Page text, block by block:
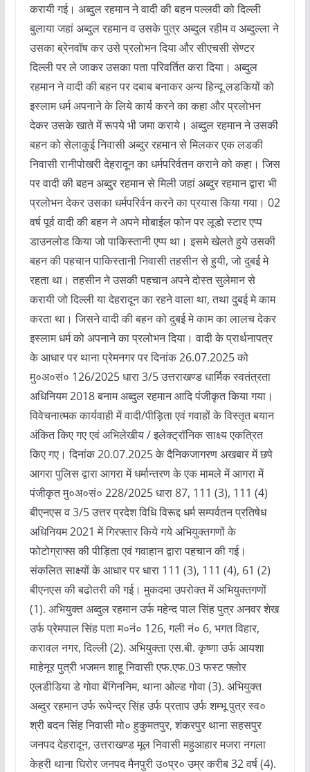
करायी गई। अब्दुल रहमान ने वादी की बहन पल्लवी को दिल्ली
बुलाया जहां अब्दुल रहमान व उसके पुत्र अब्दुल रहीम व अब्दुल्ला ने
उसका ब्रेनवॉष कर उसे प्रलोभन दिया और सीएचसी सेण्टर
दिल्ली पर ले जाकर उसका पता परिवर्तित करा दिया। अब्दुल
रहमान ने वादी की बहन पर दबाब बनाकर अन्य हिन्दू लडकियों को
इस्लाम धर्म अपनाने के लिये कार्य करने का कहा और प्रलोभन
देकर उसके खाते में रूपये भी जमा कराये। अब्दुल रहमान ने उसकी
बहन को सेलाकुई निवासी अब्दुर रहमान से मिलकर एक लडकी
निवासी रानीपोखरी देहरादून का धर्मपरिर्वतन कराने को कहा। जिस
पर वादी की बहन अब्दुर रहमान से मिली जहां अब्दुर रहमान द्वारा भी
प्रलोभन देकर उसका धर्मपरिर्वन करने का प्रयास किया गया। 02
वर्ष पूर्व वादी की बहन ने अपने मोबाईल फोन पर लूडो स्टार एप्प
डाउनलोड किया जो पाकिस्तानी एप्प था। इसमे खेलते हुये उसकी
बहन की पहचान पाकिस्तानी निवासी तहसीन से हुयी, जो दुबई मे
रहता था। तहसीन ने उसकी पहचान अपने दोस्त सुलेमान से
करायी जो दिल्ली या देहरादून का रहने वाला था, तथा दुबई मे काम
करता था। जिसने वादी की बहन को दुबई मे काम का लालच देकर
इस्लाम धर्म को अपनाने का प्रलोभन दिया। वादी के प्रार्थनापत्र
के आधार पर थाना प्रेमनगर पर दिनांक 26.07.2025 को
मु०अ०सं० 126/2025 धारा 3/5 उत्तराखण्ड धार्मिक स्वतंत्रता
अधिनियम 2018 बनाम अब्दुल रहमान आदि पंजीकृत किया गया।
विवेचनात्मक कार्यवाही में वादी/पीड़िता एवं गवाहों के विस्तृत बयान
अंकित किए गए एवं अभिलेखीय / इलेक्ट्रॉनिक साक्ष्य एकत्रित
किए गए। दिनांक 20.07.2025 के दैनिकजागरण अखबार में छपे
आगरा पुलिस द्वारा आगरा में धर्मान्तरण के एक मामले में आगरा में
पंजीकृत मु०अ०सं० 228/2025 धारा 87, 111 (3), 111 (4)
बीएनएस व 3/5 उत्तर प्रदेश विधि विरूद्द धर्म सम्पर्वतन प्रतिषेध
अधिनियम 2021 में गिरफ्तार किये गये अभियुक्तगणों के
फोटोग्राफ्स की पीड़िता एवं गवाहान द्वारा पहचान की गई।
संकलित साक्ष्यों के आधार पर धारा 111 (3), 111 (4), 61 (2)
बीएनएस की बढोतरी की गई। मुकदमा उपरोक्त में अभियुक्तगणों
(1). अभियुक्त अब्दुल रहमान उर्फ महेन्द पाल सिंह पुत्र अनवर शेख
उर्फ प्रेमपाल सिंह पता म०नं० 126, गली नं० 6, भगत विहार,
करावल नगर, दिल्ली (2). अभियुक्ता एस.बी. कृष्णा उर्फ आयशा
माहेनूर पुत्री भजमन शाहू निवासी एफ.एफ.03 फस्ट फ्लोर
एलडीडिया डे गोवा बेंगिननिम, थाना ओल्ड गोवा (3). अभियुक्त
अब्दुर रहमान उर्फ रूपेन्द्र सिंह उर्फ प्रताप उर्फ शम्भू पुत्र स्व०
श्री बदन सिंह निवासी मो० हुकुमतपुर, शंकरपुर थाना सहसपुर
जनपद देहरादून, उत्तराखण्ड मूल निवासी महुआहार मजरा नगला
केहरी थाना घिरोर जनपद मैनपुरी उ०प्र० उम्र करीब 32 वर्ष (4).